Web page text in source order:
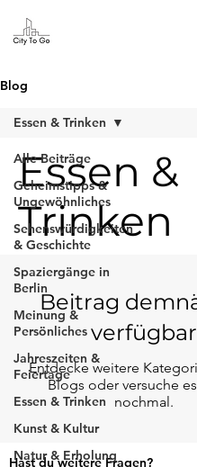
Blog
Alle Beiträge
Geheimstipps &
Ungewöhnliches
Sehenswürdigkeiten
& Geschichte
Spaziergänge in
Berlin
Meinung &
Persönliches
Jahreszeiten &
Feiertage
Essen & Trinken
Kunst & Kultur
Natur & Erholung
Essen & Trinken
Essen &
Trinken
Beitrag
verfügbar
Entdecke weitere
Blogs oder versuche
nochmal.
Hast du weitere Fragen?